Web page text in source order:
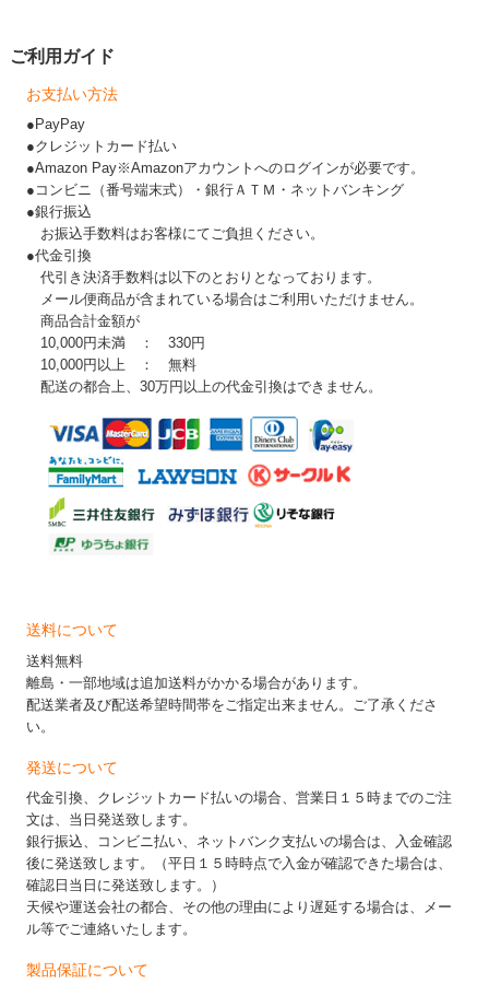
ご利用ガイド
お支払い方法
●PayPay
●クレジットカード払い
●Amazon Pay※Amazonアカウントへのログインが必要です。
●コンビニ（番号端末式）・銀行ＡＴＭ・ネットバンキング
●銀行振込
お振込手数料はお客様にてご負担ください。
●代金引換
代引き決済手数料は以下のとおりとなっております。
メール便商品が含まれている場合はご利用いただけません。
商品合計金額が
10,000円未満 ： 330円
10,000円以上 ： 無料
配送の都合上、30万円以上の代金引換はできません。
送料について
送料無料
離島・一部地域は追加送料がかかる場合があります。
配送業者及び配送希望時間帯をご指定出来ません。ご了承くださ
い。
発送について
代金引換、クレジットカード払いの場合、営業日１５時までのご注
文は、当日発送致します。
銀行振込、コンビニ払い、ネットバンク支払いの場合は、入金確認
後に発送致します。（平日１５時時点で入金が確認できた場合は、
確認日当日に発送致します。）
天候や運送会社の都合、その他の理由により遅延する場合は、メー
ル等でご連絡いたします。
製品保証について